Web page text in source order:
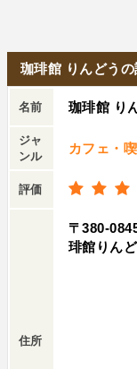
珈琲館 りんどうの
名前 珈琲館 り
ジャ
ンル
カフェ・
評価
住所
〒380-
琲館りんど